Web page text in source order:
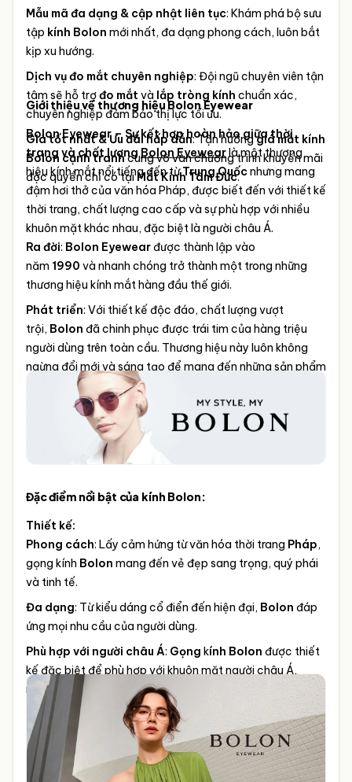
Mẫu mã đa dạng & cập nhật liên tục: Khám phá bộ sưu
tập kính Bolon mới nhất, đa dạng phong cách, luôn bắt
kịp xu hướng.
Dịch vụ đo mắt chuyên nghiệp: Đội ngũ chuyên viên tận
tâm sẽ hỗ trợđo mắt và lắp tròng kính chuẩn xác,
chuyên nghiệp đảm bảo thị lực tối ưu.
Giá tốt nhất & Ưu đãi hấp dẫn: Tận hưởnggiá mắt kính
Bolon cạnh tranhcùng vô vàn chương trình khuyến mãi
độc quyền chỉ có tạiMắt Kính Tâm Đức.
Giới thiệu về thương hiệu Bolon Eyewear
Bolon Eyewear – Sự kết hợp hoàn hảo giữa thời
trang và chất lượngBolon Eyewearlà một thương
hiệu kính mắt nổi tiếng đến từTrung Quốcnhưng mang
đậm hơi thở của văn hóa Pháp, được biết đến với thiết kế
thời trang, chất lượng cao cấp và sự phù hợp với nhiều
khuôn mặt khác nhau, đặc biệt là người châu Á.
Ra đời: Bolon Eyewearđược thành lập vào
năm 1990 và nhanh chóng trở thành một trong những
thương hiệu kính mắt hàng đầu thế giới.
Phát triển: Với thiết kế độc đáo, chất lượng vượt
trội, Bolon đã chinh phục được trái tim của hàng triệu
người dùng trên toàn cầu. Thương hiệu này luôn không
ngừng đổi mới và sáng tạo để mang đến những sản phẩm
tốt nhất cho khách hàng.
Đặc điểm nổi bật của kính Bolon:
Thiết kế:
Phong cách: Lấy cảm hứng từ văn hóa thời trang Pháp,
gọng kính Bolon mang đến vẻ đẹp sang trọng, quý phái
và tinh tế.
Đa dạng: Từ kiểu dáng cổ điển đến hiện đại, Bolon đáp
ứng mọi nhu cầu của người dùng.
Phù hợp với người châu Á: Gọng kính Bolon được thiết
kế đặc biệt để phù hợp với khuôn mặt người châu Á,
mang lại cảm giác thoải mái khi đeo.